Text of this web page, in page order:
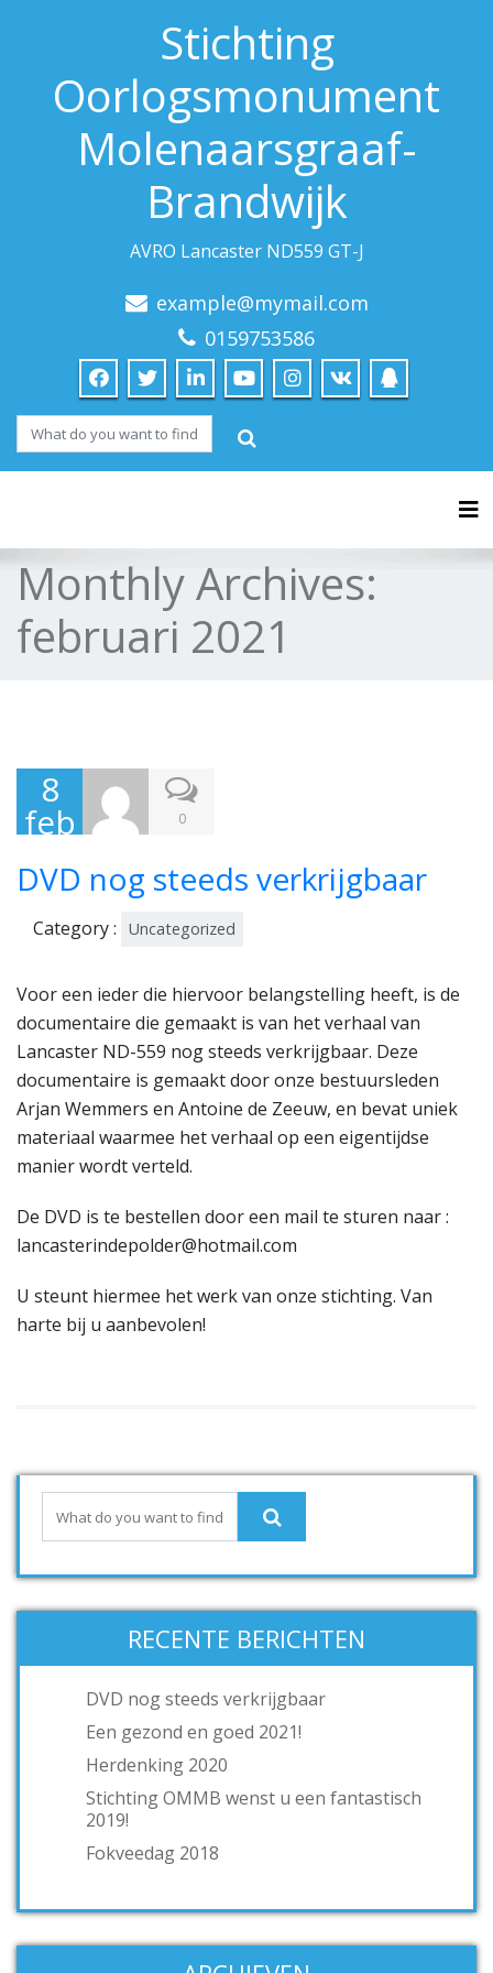
Stichting
Oorlogsmonument
Molenaarsgraaf-
Brandwijk
AVRO Lancaster ND559 GT-J
example@mymail.com
0159753586
Monthly Archives:
februari 2021
8
feb
ri
202
0
DVD nog steeds verkrijgbaar
Category : Uncategorized
Voor een ieder die hiervoor belangstelling heeft, is de
documentaire die gemaakt is van het verhaal van
Lancaster ND-559 nog steeds verkrijgbaar. Deze
documentaire is gemaakt door onze bestuursleden
Arjan Wemmers en Antoine de Zeeuw, en bevat uniek
materiaal waarmee het verhaal op een eigentijdse
manier wordt verteld.
De DVD is te bestellen door een mail te sturen naar :
lancasterindepolder@hotmail.com
U steunt hiermee het werk van onze stichting. Van
harte bij u aanbevolen!
RECENTE BERICHTEN
DVD nog steeds verkrijgbaar
Een gezond en goed 2021!
Herdenking 2020
Stichting OMMB wenst u een fantastisch
2019!
Fokveedag 2018